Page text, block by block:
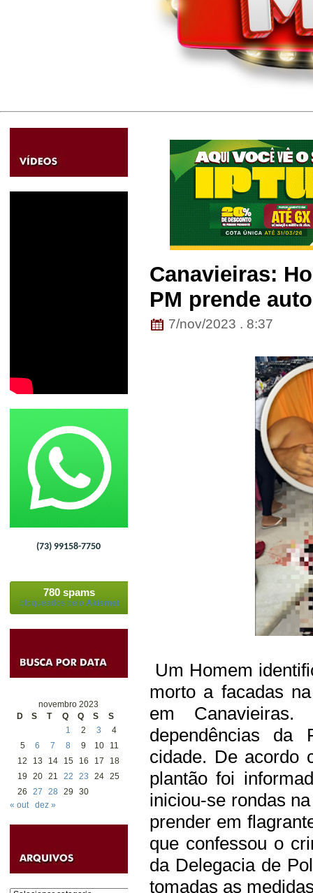
(73) 99158-7750
780 spams
bloqueados pelo Akismet
novembro 2023
D
S T Q Q S
S
1
2 3
4
5
6 7 8 9 10
11
12
13 14 15 16 17
18
19
20 21 22 23 24 25
26
27 28 29
30
« out
dez »
Canavieiras:
PM prende
7/nov/2023 . 8:37
Um Homem
morto a facadas
em
dependências da
cidade. De acordo
plantão foi
iniciou-se rondas
prender em
que confessou o
da Delegacia de
tomadas as